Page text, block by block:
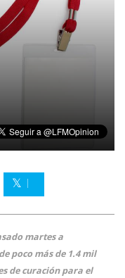
martes a
poco más de 1.4 mil
de curación para el